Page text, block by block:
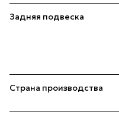
Задняя подвеска
Страна производства